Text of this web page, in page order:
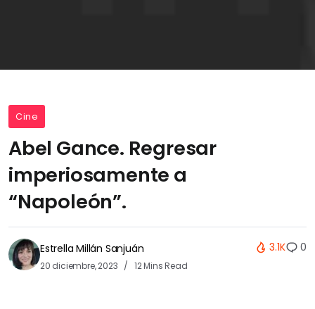
Cine
Abel Gance. Regresar
imperiosamente a
“Napoleón”.
Estrella Millán Sanjuán
20 diciembre, 2023 12 Mins Read
3.1K 0